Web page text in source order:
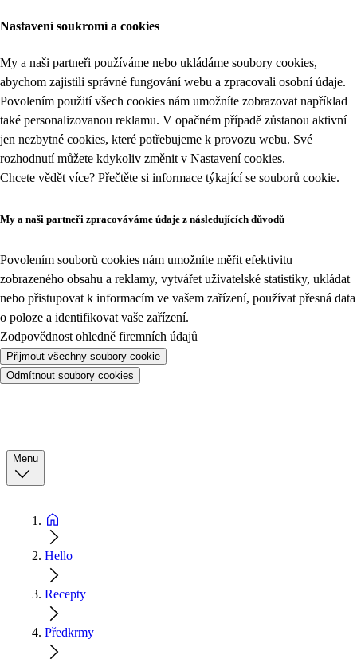
Nastavení soukromí a cookies
My a naši partneři používáme nebo ukládáme soubory cookies,
abychom zajistili správné fungování webu a zpracovali osobní údaje.
Povolením použití všech cookies nám umožníte zobrazovat například
také personalizovanou reklamu. V opačném případě zůstanou aktivní
jen nezbytné cookies, které potřebujeme k provozu webu. Své
rozhodnutí můžete kdykoliv změnit v Nastavení cookies.
Chcete vědět více? Přečtěte si informace týkající se souborů cookie.
My a naši partneři zpracováváme údaje z následujících důvodů
Povolením souborů cookies nám umožníte měřit efektivitu
zobrazeného obsahu a reklamy, vytvářet uživatelské statistiky, ukládat
nebo přistupovat k informacím ve vašem zařízení, používat přesná data
o poloze a identifikovat vaše zařízení.
Zodpovědnost ohledně firemních údajů
Přijmout všechny soubory cookie
Odmítnout soubory cookies
Menu
Hello
Recepty
Předkrmy